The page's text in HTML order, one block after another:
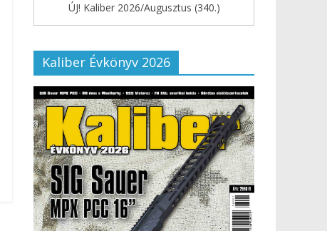
ÚJ! Kaliber 2026/Augusztus (340.)
Kaliber Évkönyv 2026